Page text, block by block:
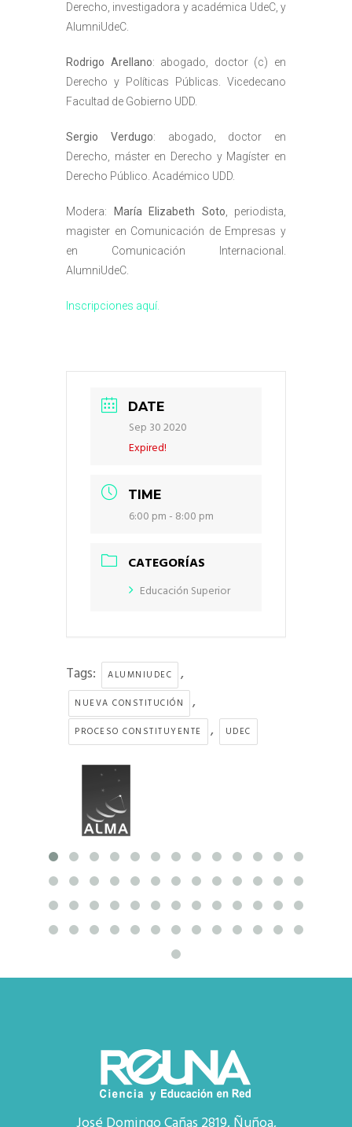
Derecho, investigadora y académica UdeC, y
AlumniUdeC.
Rodrigo Arellano: abogado, doctor (c) en
Derecho y Políticas Públicas. Vicedecano
Facultad de Gobierno UDD.
Sergio Verdugo: abogado, doctor en
Derecho, máster en Derecho y Magíster en
Derecho Público. Académico UDD.
Modera: María Elizabeth Soto , periodista,
magister en Comunicación de Empresas y
en Comunicación Internacional.
AlumniUdeC.
Inscripciones aquí.
DATE
Sep 30 2020
Expired!
TIME
6:00 pm - 8:00 pm
CATEGORÍAS
Educación Superior
Tags: ALUMNIUDEC ,
NUEVA CONSTITUCIÓN ,
PROCESO CONSTITUYENTE , UDEC